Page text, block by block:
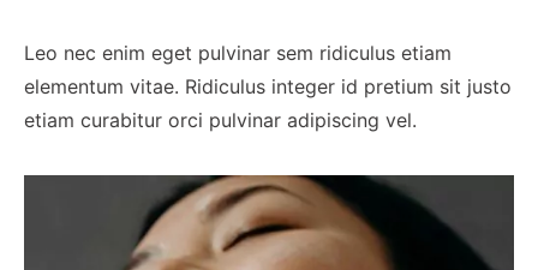
Leo nec enim eget pulvinar sem ridiculus etiam
elementum vitae. Ridiculus integer id pretium sit justo
etiam curabitur orci pulvinar adipiscing vel.